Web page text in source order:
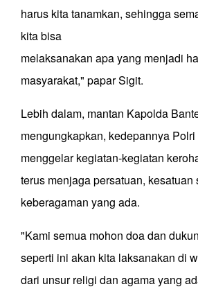
harus kita tanamkan, sehingga
kita bisa
melaksanakan apa yang menjadi
masyarakat," papar Sigit.
Lebih dalam, mantan Kapolda
mengungkapkan, kedepannya
menggelar kegiatan-kegiatan
terus menjaga persatuan, kesatuan
keberagaman yang ada.
"Kami semua mohon doa dan
seperti ini akan kita laksanakan di
dari unsur religi dan agama yang